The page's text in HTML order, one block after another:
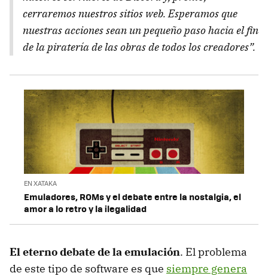
cerraremos nuestros sitios web. Esperamos que
nuestras acciones sean un pequeño paso hacia el fin
de la piratería de las obras de todos los creadores”.
EN XATAKA
Emuladores, ROMs y el debate entre la nostalgia, el
amor a lo retro y la ilegalidad
El eterno debate de la emulación. El problema
de este tipo de software es que siempre genera